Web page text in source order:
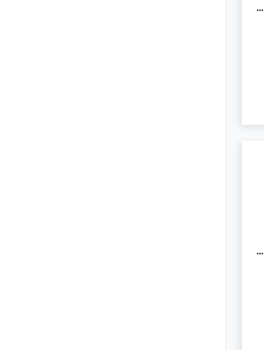
پی اینڈ ٹی کالونی کراچی میں 2 کمروں کا 4 مرلہ فلیٹ 75.0 لاکھ میں برائے فروخت۔
پی اینڈ ٹی کالونی کراچی میں 3 کمروں کا 5 مرلہ فلیٹ 70.0 لاکھ میں برائے فروخت۔